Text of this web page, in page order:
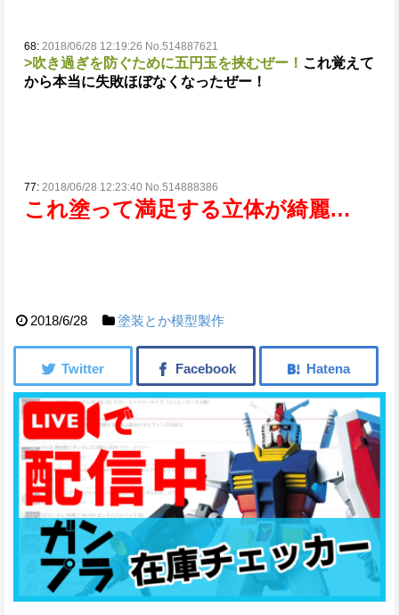
68: 2018/06/28 12:19:26 No.514887621
>吹き過ぎを防ぐために五円玉を挟むぜー！ これ覚えて
から本当に失敗ほぼなくなったぜー！
77: 2018/06/28 12:23:40 No.514888386
これ塗って満足する立体が綺麗…
2018/6/28 塗装とか模型製作